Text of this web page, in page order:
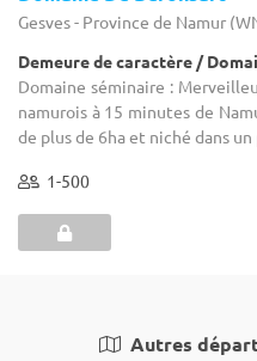
Gesves - Province de Namur
Demeure de caractère /
Domaine séminaire :
namurois à 15 minutes de
de plus de 6ha et niché dans
1-500
Autres